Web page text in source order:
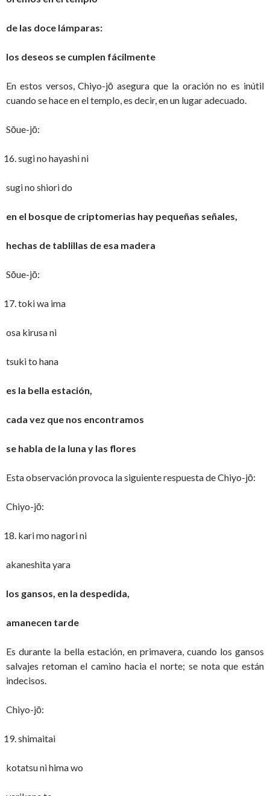
de las doce lámparas:
los deseos se cumplen fácilmente
En estos versos, Chiyo-jō asegura que la oración no es inútil
cuando se hace en el templo, es decir, en un lugar adecuado.
Sōue-jō:
sugi no hayashi ni
sugi no shiori do
en el bosque de criptomerias hay pequeñas señales,
hechas de tablillas de esa madera
Sōue-jō:
toki wa ima
osa kirusa ni
tsuki to hana
es la bella estación,
cada vez que nos encontramos
se habla de la luna y las flores
Esta observación provoca la siguiente respuesta de Chiyo-jō:
Chiyo-jō:
kari mo nagori ni
akaneshita yara
los gansos, en la despedida,
amanecen tarde
Es durante la bella estación, en primavera, cuando los gansos
salvajes retoman el camino hacia el norte; se nota que están
indecisos.
Chiyo-jō:
shimaitai
kotatsu ni hima wo